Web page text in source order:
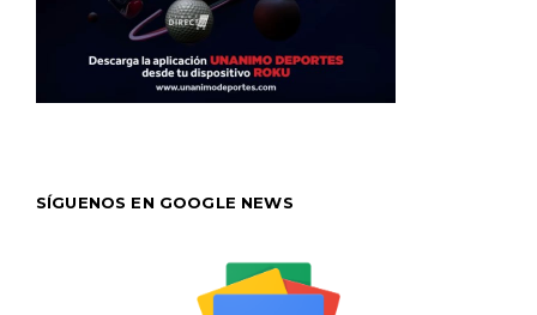
SÍGUENOS EN GOOGLE NEWS